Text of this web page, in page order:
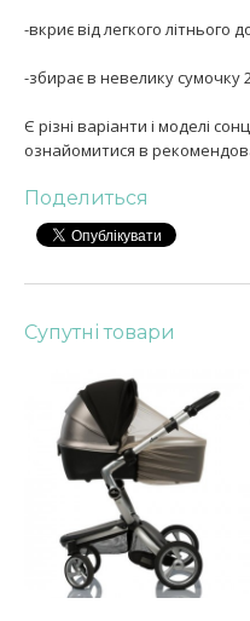
-вкриє від легкого літнього
-збирає в невелику сумочку
Є різні варіанти і моделі
ознайомитися в
Поделиться
Супутні товари